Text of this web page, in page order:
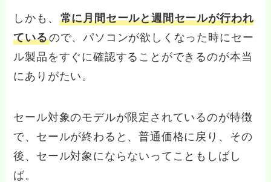
しかも、 常に月間セールと週間セールが行われ
ているので、パソコンが欲しくなった時にセー
ル製品をすぐに確認することができるのが本当
にありがたい。
セール対象のモデルが限定されているのが特徴
で、セールが終わると、普通価格に戻り、その
後、セール対象にならないってこともしばし
ば。